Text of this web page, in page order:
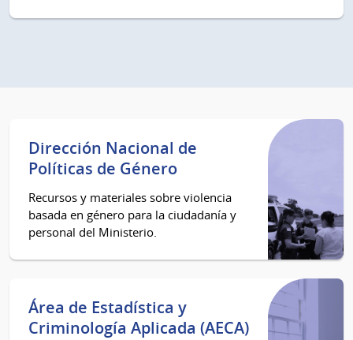
Dirección Nacional de
Políticas de Género
Recursos y materiales sobre violencia
basada en género para la ciudadanía y
personal del Ministerio.
Área de Estadística y
Criminología Aplicada (AECA)